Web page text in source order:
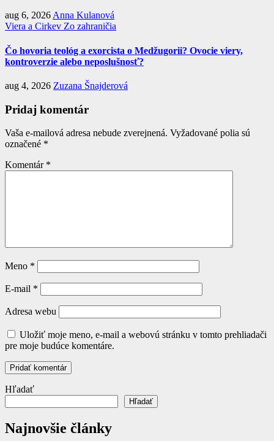
aug 6, 2026Anna Kulanová
Viera a Cirkev Zo zahraničia
Čo hovoria teológ a exorcista o Medžugorii? Ovocie viery,
kontroverzie alebo neposlušnosť?
aug 4, 2026 Zuzana Šnajderová
Pridaj komentár
Vaša e-mailová adresa nebude zverejnená. Vyžadované polia sú
označené *
Komentár *
Meno *
E-mail *
Adresa webu
Uložiť moje meno, e-mail a webovú stránku v tomto prehliadači
pre moje budúce komentáre.
Hľadať
Hľadať
Najnovšie články